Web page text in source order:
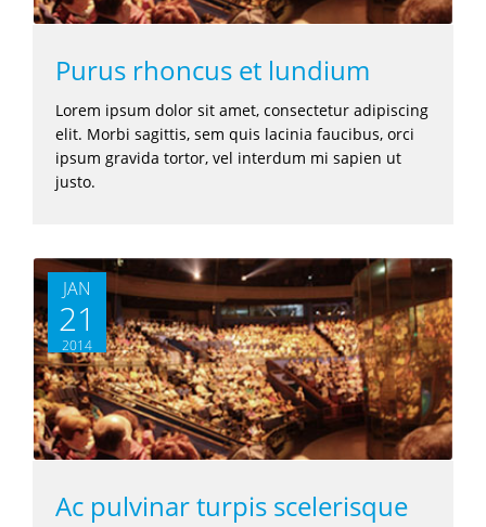
Purus rhoncus et lundium
Lorem ipsum dolor sit amet, consectetur adipiscing
elit. Morbi sagittis, sem quis lacinia faucibus, orci
ipsum gravida tortor, vel interdum mi sapien ut
justo.
JAN
21
2014
Ac pulvinar turpis scelerisque